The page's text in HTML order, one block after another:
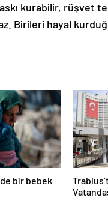
kurabilir, rüşvet
Birileri hayal
bir bebek